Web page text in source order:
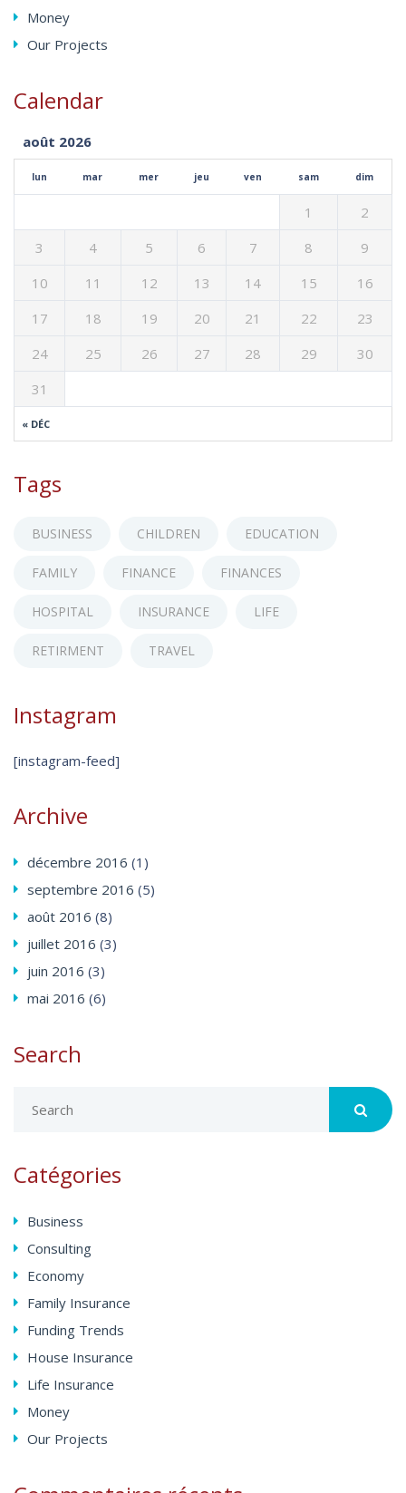
Money
Our Projects
Calendar
août 2026
lun mar mer jeu ven sam dim
« DÉC
1
2
3
4 5 6 7 8
9
10
11 12 13 14 15
16
17
18 19 20 21 22
23
24
25 26 27 28 29
30
31
Tags
BUSINESS CHILDREN EDUCATION
FAMILY FINANCE FINANCES
HOSPITAL INSURANCE LIFE
RETIRMENT TRAVEL
Instagram
[instagram-feed]
Archive
décembre 2016 (1)
septembre 2016 (5)
août 2016 (8)
juillet 2016 (3)
juin 2016 (3)
mai 2016 (6)
Search
Catégories
Business
Consulting
Economy
Family Insurance
Funding Trends
House Insurance
Life Insurance
Money
Our Projects